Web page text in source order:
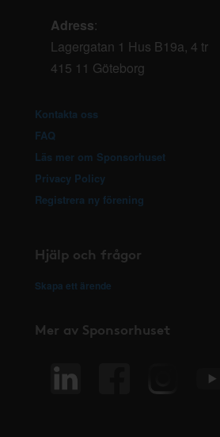
Adress:
Lagergatan 1 Hus B19a, 4 tr
415 11 Göteborg
Kontakta oss
FAQ
Läs mer om Sponsorhuset
Privacy Policy
Registrera ny förening
Hjälp och frågor
Skapa ett ärende
Mer av Sponsorhuset